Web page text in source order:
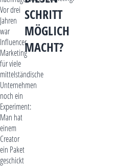
Vor drei
Jahren
war
Influencer
Marketing
für viele
mittelständische
Unternehmen
noch ein
Experiment:
Man hat
einem
Creator
ein Paket
geschickt
SCHRITT
MÖGLICH
MACHT?